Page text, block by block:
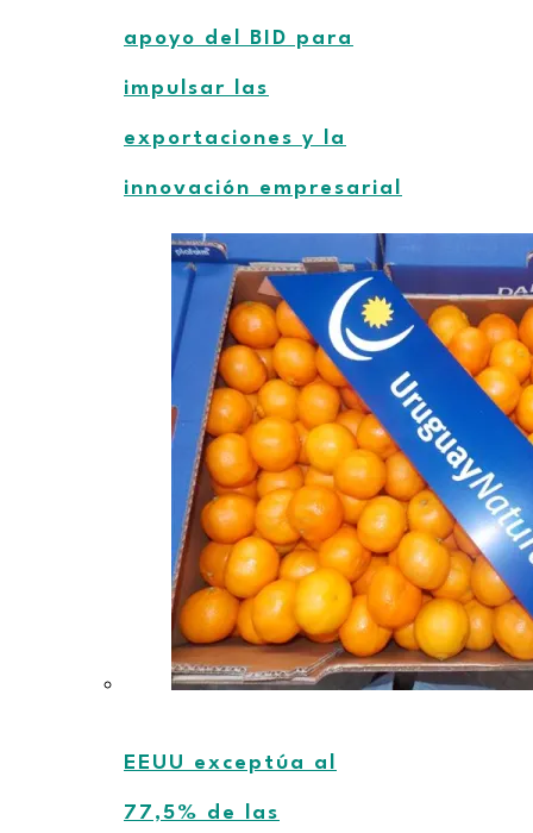
apoyo del BID para
impulsar las
exportaciones y la
innovación empresarial
EEUU exceptúa al
77,5% de las